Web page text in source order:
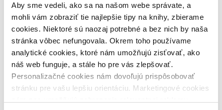
Aby sme vedeli, ako sa na našom webe správate, a
mohli vám zobraziť tie najlepšie tipy na knihy, zbierame
cookies. Niektoré sú naozaj potrebné a bez nich by naša
stránka vôbec nefungovala. Okrem toho používame
analytické cookies, ktoré nám umožňujú zisťovať, ako
náš web funguje, a stále ho pre vás zlepšovať.
Personalizačné cookies nám dovoľujú prispôsobovať
stránku pre vašu lepšiu orientáciu. Marketingové cookies
predpredaj (0 titulov)predpredaj
pripravujeme (0 titulov)pripravujeme
dostupná (bez vypredaných) (0 titulov)
dostupná (bez
vypredaných)
Nové / čítané
nová (0 titulov)nová
čítaná (0 titulov) čítaná
čítaná - výborný stav (0 titulov)čítaná - výborný stav
čítaná - mierne opotrebovaná (0 titulov)čítaná - mierne
opotrebovaná